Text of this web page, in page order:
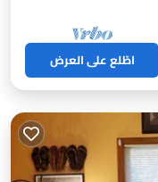
اطّلع على العرض